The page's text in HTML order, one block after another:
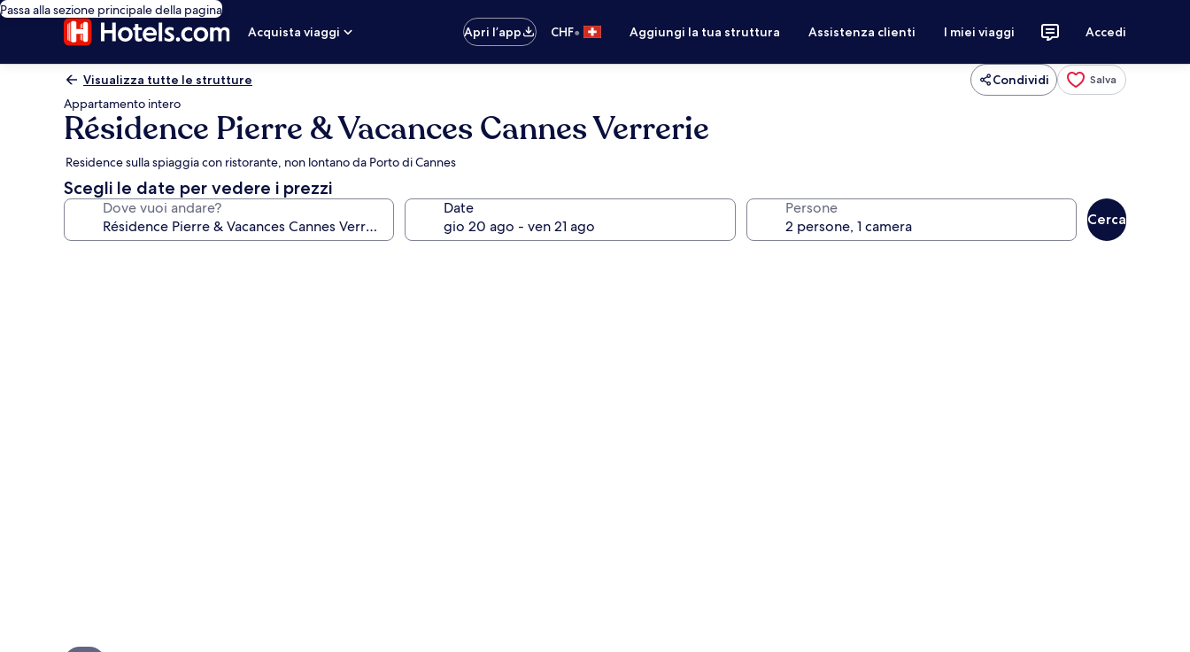
Passa alla sezione principale della pagina
Acquista viaggi
Apri l’app CHF• Aggiungi la tua struttura Assistenza clienti I miei viaggi Accedi
Visualizza tutte le strutture Condividi Salva
Appartamento intero
Résidence Pierre & Vacances Cannes Verrerie
Residence sulla spiaggia con ristorante, non lontano da Porto di Cannes
Scegli le date per vedere i prezzi
Dove vuoi andare? Date Persone
Cerca